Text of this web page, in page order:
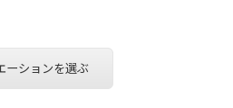
ーションを選ぶ